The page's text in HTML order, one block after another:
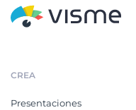
CREA
Presentaciones